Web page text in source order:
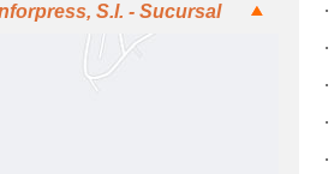
S.l. - Sucursal